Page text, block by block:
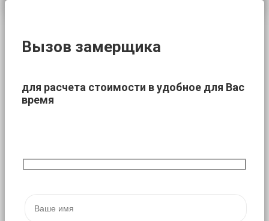
Вызов замерщика
для расчета стоимости в удобное для Вас
время